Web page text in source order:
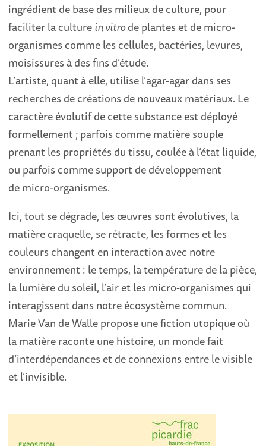
ingrédient de base des milieux de culture, pour
faciliter la culturein vitrode plantes et de micro-
organismes comme les cellules, bactéries, levures,
moisissures à des fins d’étude.
L’artiste, quant à elle, utilise l’agar-agar dans ses
recherches de créations de nouveaux matériaux. Le
caractère évolutif de cette substance est déployé
formellement ; parfois comme matière souple
prenant les propriétés du tissu, coulée à l’état liquide,
ou parfois comme support de développement
de micro-organismes.
Ici, tout se dégrade, les œuvres sont évolutives, la
matière craquelle, se rétracte, les formes et les
couleurs changent en interaction avec notre
environnement : le temps, la température de la pièce,
la lumière du soleil, l’air et les micro-organismes qui
interagissent dans notre écosystème commun.
Marie Van de Walle propose une fiction utopique où
la matière raconte une histoire, un monde fait
d’interdépendances et de connexions entre le visible
et l’invisible.